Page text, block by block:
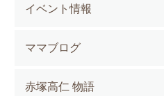
イベント情報
ママブログ
赤塚高仁 物語